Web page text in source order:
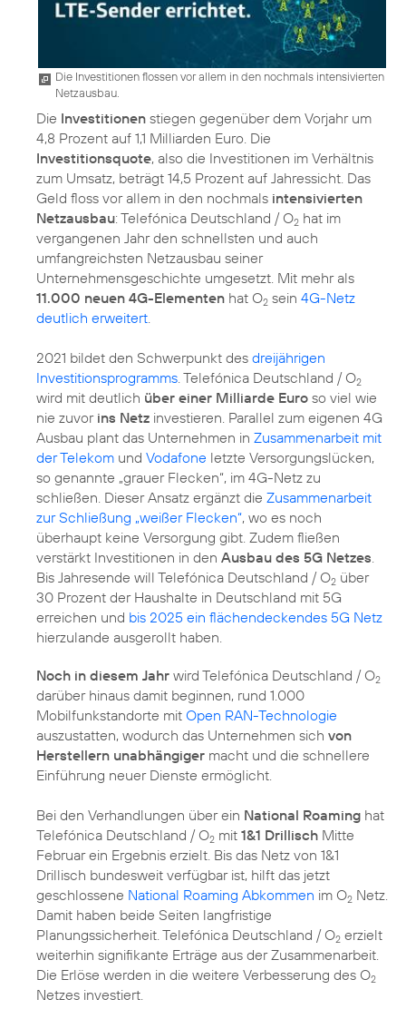
Die Investitionen flossen vor allem in den nochmals intensivierten
Netzausbau.
Die Investitionen stiegen gegenüber dem Vorjahr um
4,8 Prozent auf 1,1 Milliarden Euro. Die
Investitionsquote, also die Investitionen im Verhältnis
zum Umsatz, beträgt 14,5 Prozent auf Jahressicht. Das
Geld floss vor allem in den nochmals intensivierten
Netzausbau: Telefónica Deutschland / O2 hat im
vergangenen Jahr den schnellsten und auch
umfangreichsten Netzausbau seiner
Unternehmensgeschichte umgesetzt. Mit mehr als
11.000 neuen 4G-Elementen hat O2 sein 4G-Netz
deutlich erweitert.
2021 bildet den Schwerpunkt des dreijährigen
Investitionsprogramms. Telefónica Deutschland / O2
wird mit deutlich über einer Milliarde Euro so viel wie
nie zuvor ins Netz investieren. Parallel zum eigenen 4G
Ausbau plant das Unternehmen in Zusammenarbeit mit
der Telekom und Vodafone letzte Versorgungslücken,
so genannte „grauer Flecken“, im 4G-Netz zu
schließen. Dieser Ansatz ergänzt die Zusammenarbeit
zur Schließung „weißer Flecken“, wo es noch
überhaupt keine Versorgung gibt. Zudem fließen
verstärkt Investitionen in den Ausbau des 5G Netzes.
Bis Jahresende will Telefónica Deutschland / O2 über
30 Prozent der Haushalte in Deutschland mit 5G
erreichen und bis 2025 ein flächendeckendes 5G Netz
hierzulande ausgerollt haben.
Noch in diesem Jahr wird Telefónica Deutschland / O2
darüber hinaus damit beginnen, rund 1.000
Mobilfunkstandorte mit Open RAN-Technologie
auszustatten, wodurch das Unternehmen sich von
Herstellern unabhängiger macht und die schnellere
Einführung neuer Dienste ermöglicht.
Bei den Verhandlungen über ein National Roaming hat
Telefónica Deutschland / O2 mit 1&1 Drillisch Mitte
Februar ein Ergebnis erzielt. Bis das Netz von 1&1
Drillisch bundesweit verfügbar ist, hilft das jetzt
geschlossene National Roaming Abkommen im O2 Netz.
Damit haben beide Seiten langfristige
Planungssicherheit. Telefónica Deutschland / O2 erzielt
weiterhin signifikante Erträge aus der Zusammenarbeit.
Die Erlöse werden in die weitere Verbesserung des O2
Netzes investiert.